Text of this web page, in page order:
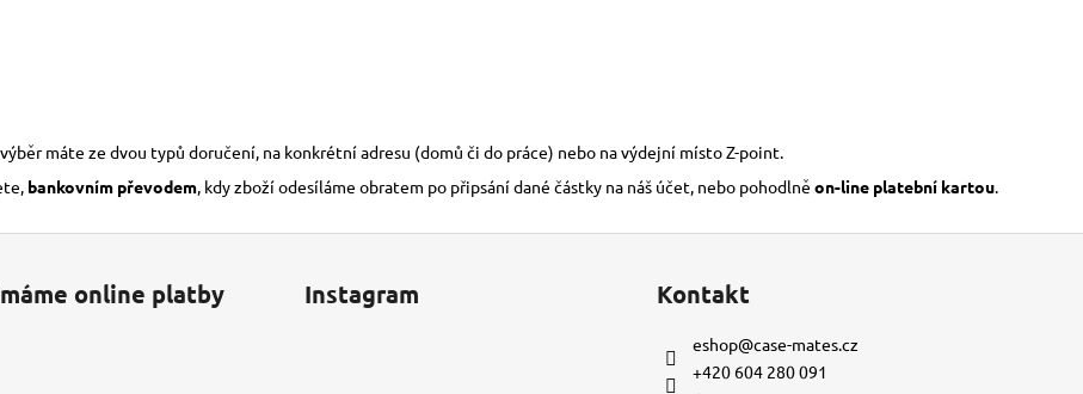
výběr máte ze dvou typů doručení, na konkrétní adresu (domů či do práce) nebo na výdejní místo Z-point.
bankovním převodem , kdy zboží odesíláme obratem po připsání dané částky na náš účet, nebo pohodlně on-line platební kartou
online platby Instagram Kontakt
eshop@case-mates.cz
+420 604 280 091